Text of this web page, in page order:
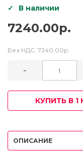
В наличии
7240.00р.
Без НДС: 7240.00р.
-
КУПИТЬ В 1
ОПИСАНИЕ